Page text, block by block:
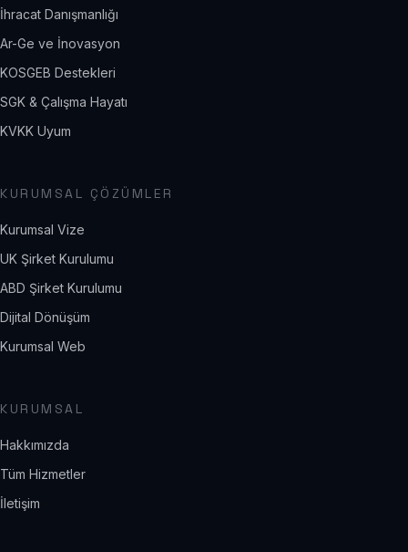
İhracat Danışmanlığı
Ar-Ge ve İnovasyon
KOSGEB Destekleri
SGK & Çalışma Hayatı
KVKK Uyum
KURUMSAL ÇÖZÜMLER
Kurumsal Vize
UK Şirket Kurulumu
ABD Şirket Kurulumu
Dijital Dönüşüm
Kurumsal Web
KURUMSAL
Hakkımızda
Tüm Hizmetler
İletişim